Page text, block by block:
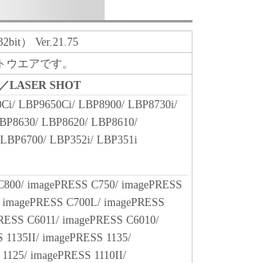
より必要な認可等を得ることなし
直接または間接に輸出してはなり
記のボタンをクリックした時点、
時点で発効し、下記(2)または(3)
できます。
した場合、本契約書は直ちに終了
した場合、速やかに、「本ソフト
は消去するものとします。
） Ver.21.75
エアです。
LASER SHOT
LBP9650Ci/ LBP8900/ LBP8730i/
LBP8620/ LBP8610/
LBP352i/ LBP351i
imagePRESS C750/ imagePRESS
C700L/ imagePRESS
C6011/ imagePRESS C6010/
1135II/ imagePRESS 1135/
imagePRESS 1110II/